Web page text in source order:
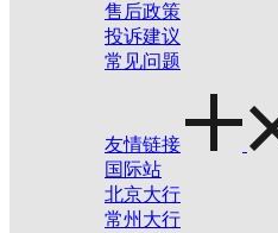
售后政策
投诉建议
常见问题
友情链接
国际站
北京大行
常州大行